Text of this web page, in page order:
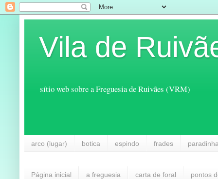
Vila de
sítio web sobre a Freguesia de Ruivães (VRM)
arco (lugar) botica espindo frades
Página inicial a freguesia carta de foral pontos